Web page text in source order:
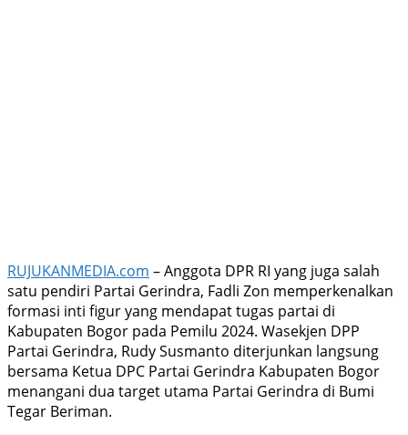
RUJUKANMEDIA.com – Anggota DPR RI yang juga salah
satu pendiri Partai Gerindra, Fadli Zon memperkenalkan
formasi inti figur yang mendapat tugas partai di
Kabupaten Bogor pada Pemilu 2024. Wasekjen DPP
Partai Gerindra, Rudy Susmanto diterjunkan langsung
bersama Ketua DPC Partai Gerindra Kabupaten Bogor
menangani dua target utama Partai Gerindra di Bumi
Tegar Beriman.